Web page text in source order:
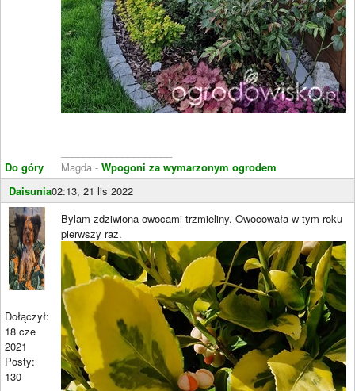
Do góry
Magda - Wpogoni za wymarzonym ogrodem
Daisunia02:13, 21 lis 2022
Dołączył:
18 cze
2021
Posty:
130
Bylam zdziwiona owocami trzmieliny. Owocowała w tym roku
pierwszy raz.